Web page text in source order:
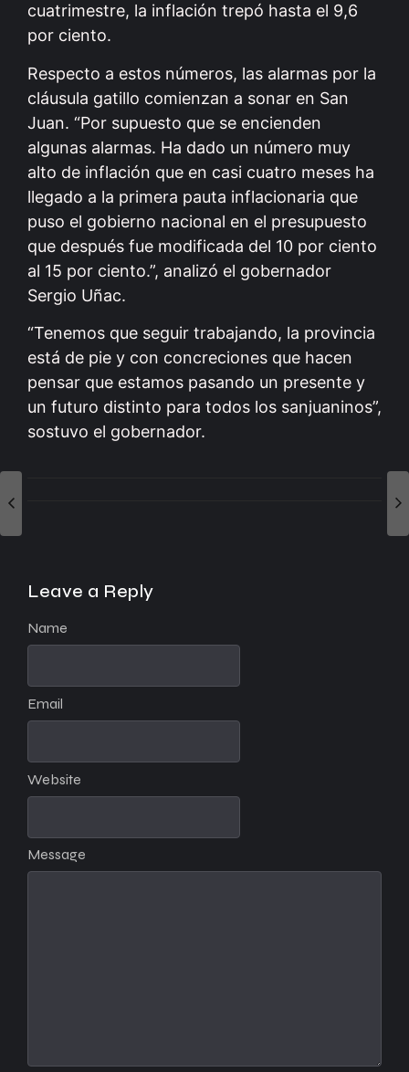
cuatrimestre, la inflación trepó hasta el 9,6
por ciento.
Respecto a estos números, las alarmas por la
cláusula gatillo comienzan a sonar en San
Juan. “Por supuesto que se encienden
algunas alarmas. Ha dado un número muy
alto de inflación que en casi cuatro meses ha
llegado a la primera pauta inflacionaria que
puso el gobierno nacional en el presupuesto
que después fue modificada del 10 por ciento
al 15 por ciento.”, analizó el gobernador
Sergio Uñac.
“Tenemos que seguir trabajando, la provincia
está de pie y con concreciones que hacen
pensar que estamos pasando un presente y
un futuro distinto para todos los sanjuaninos”,
sostuvo el gobernador.
Leave a Reply
Message
Name
Email
Website